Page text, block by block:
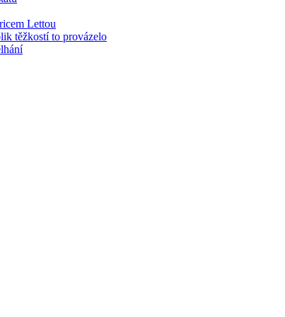
Lettou
těžkostí to provázelo